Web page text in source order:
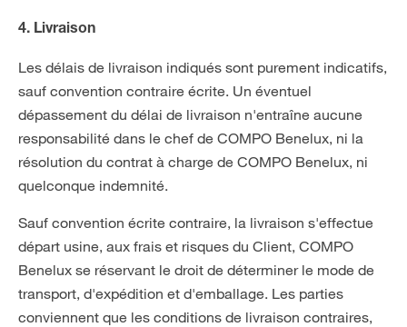
4. Livraison
Les délais de livraison indiqués sont purement indicatifs,
sauf convention contraire écrite. Un éventuel
dépassement du délai de livraison n'entraîne aucune
responsabilité dans le chef de COMPO Benelux, ni la
résolution du contrat à charge de COMPO Benelux, ni
quelconque indemnité.
Sauf convention écrite contraire, la livraison s'effectue
départ usine, aux frais et risques du Client, COMPO
Benelux se réservant le droit de déterminer le mode de
transport, d'expédition et d'emballage. Les parties
conviennent que les conditions de livraison contraires,